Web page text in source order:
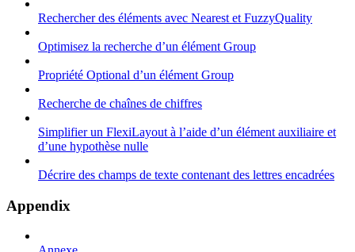
Rechercher des éléments avec Nearest et FuzzyQuality
Optimisez la recherche d’un élément Group
Propriété Optional d’un élément Group
Recherche de chaînes de chiffres
Simplifier un FlexiLayout à l’aide d’un élément auxiliaire et
d’une hypothèse nulle
Décrire des champs de texte contenant des lettres encadrées
Appendix